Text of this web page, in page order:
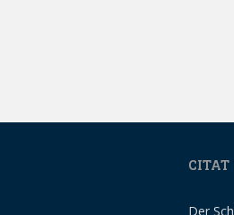
CITAT
Der